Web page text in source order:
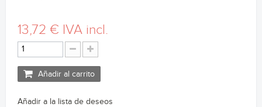
13,72 € IVA incl.
Añadir al carrito
Añadir a la lista de deseos